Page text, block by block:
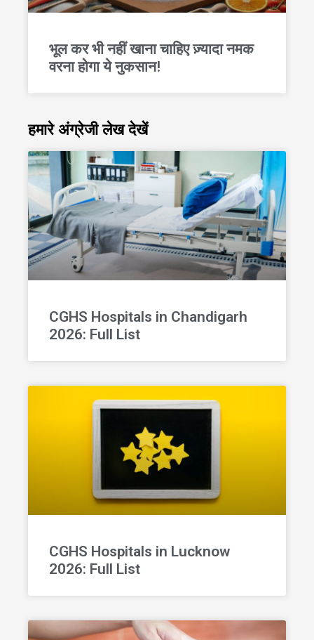
भूल कर भी नहीं खाना चाहिए ज़्यादा नमक
वरना होगा ये नुकसान!
हमारे अंग्रेजी लेख देखें
CGHS Hospitals in Chandigarh
2026: Full List
CGHS Hospitals in Lucknow
2026: Full List